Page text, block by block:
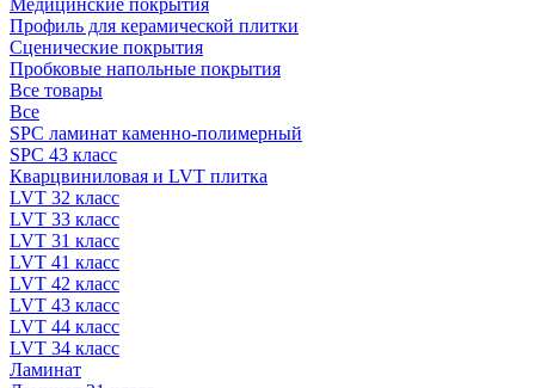
Медицинские покрытия
Профиль для керамической плитки
Сценические покрытия
Пробковые напольные покрытия
Все товары
Все
SPC ламинат каменно-полимерный
SPC 43 класс
Кварцвиниловая и LVT плитка
LVT 32 класс
LVT 33 класс
LVT 31 класс
LVT 41 класс
LVT 42 класс
LVT 43 класс
LVT 44 класс
LVT 34 класс
Ламинат